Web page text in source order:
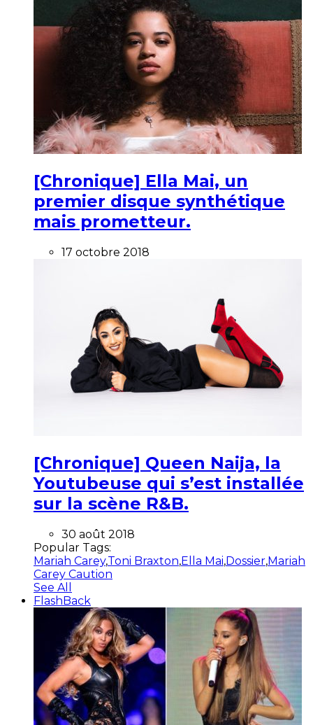
[Chronique] Ella Mai, un
premier disque synthétique
mais prometteur.
17 octobre 2018
[Chronique] Queen Naija, la
Youtubeuse qui s’est installée
sur la scène R&B.
30 août 2018
Popular Tags:
Mariah Carey,Toni Braxton,Ella Mai,Dossier,Mariah
Carey Caution
See All
FlashBack